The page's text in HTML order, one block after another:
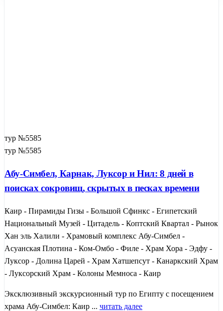
тур №5585
тур №5585
Абу-Симбел, Карнак, Луксор и Нил: 8 дней в
поисках сокровищ, скрытых в песках времени
Каир - Пирамиды Гизы - Большой Сфинкс - Египетский
Национальный Музей - Цитадель - Коптский Квартал - Рынок
Хан эль Халили - Храмовый комплекс Абу-Симбел -
Асуанская Плотина - Ком-Омбо - Филе - Храм Хора - Эдфу -
Луксор - Долина Царей - Храм Хатшепсут - Канаркский Храм
- Луксорский Храм - Колоны Мемноса - Каир
Эксклюзивный экскурсионный тур по Египту с посещением
храма Абу-Симбел: Каир ... читать далее